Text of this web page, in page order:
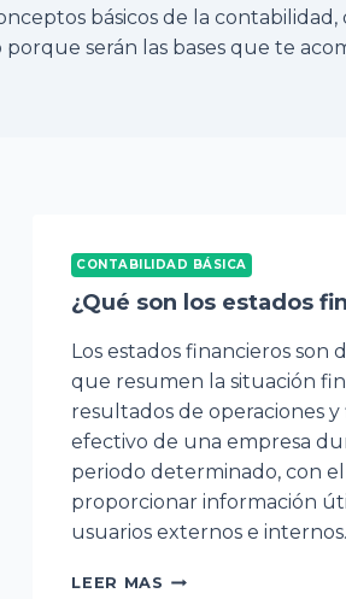
básicos de la
serán las bases que te
CONTABILIDAD BÁSICA
¿Qué son los estados
Los estados financieros son
que resumen la situación
resultados de operaciones y
efectivo de una empresa
periodo determinado, con
proporcionar información
usuarios externos e internos.
LEER MAS ¿QUÉ